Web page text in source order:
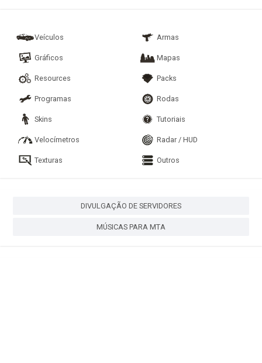
Veículos Armas
Gráficos Mapas
Resources Packs
Programas Rodas
Skins Tutoriais
Velocímetros Radar / HUD
Texturas Outros
DIVULGAÇÃO DE SERVIDORES
MÚSICAS PARA MTA